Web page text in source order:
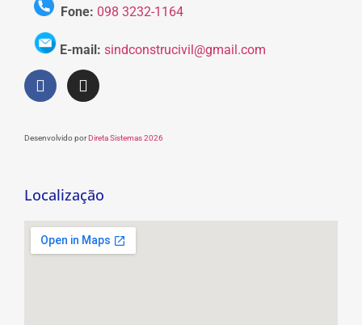
Fone: 098 3232-1164
E-mail: sindconstrucivil@gmail.com
Desenvolvido porDireta Sistemas 2026
Localização